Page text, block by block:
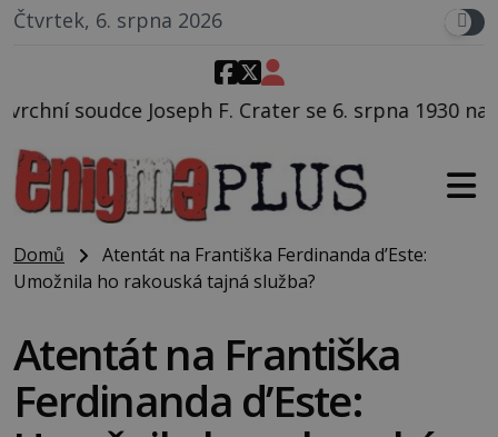
Čtvrtek, 6. srpna 2026
Crater se 6. srpna 1930 navečeří ve své
Domů
Atentát na Františka Ferdinanda d’Este:
Umožnila ho rakouská tajná služba?
Atentát na Františka
Ferdinanda d’Este: